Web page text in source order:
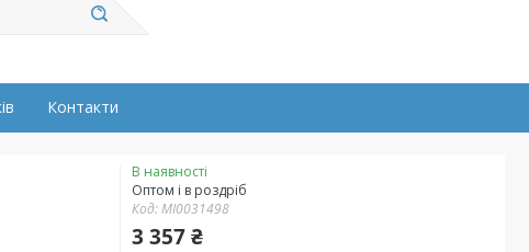
Контакти
В наявності
Оптом і в роздріб
Код:MI0031498
3 357 ₴